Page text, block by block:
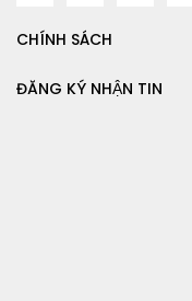
CHÍNH SÁCH
ĐĂNG KÝ NHẬN TIN